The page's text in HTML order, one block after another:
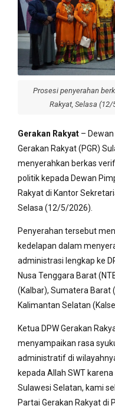
Prosesi penyerahan
Rakyat, Selasa
Gerakan Rakyat –
Gerakan Rakyat (PGR)
menyerahkan berkas
politik kepada Dewan
Rakyat di Kantor
Selasa (12/5/2026).
Penyerahan tersebut
kedelapan dalam
administrasi lengkap ke
Nusa Tenggara Barat
(Kalbar), Sumatera Barat
Kalimantan Selatan
Ketua DPW Gerakan
menyampaikan rasa
administratif di
kepada Allah SWT
Sulawesi Selatan, kami
Partai Gerakan Rakyat di